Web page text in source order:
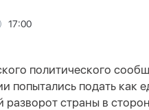
17:00
политического
попытались подать как
разворот страны в